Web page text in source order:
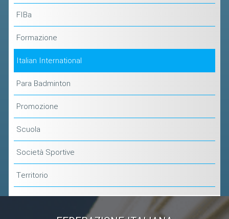
FIBa
Formazione
Italian International
Para Badminton
Promozione
Scuola
Società Sportive
Territorio